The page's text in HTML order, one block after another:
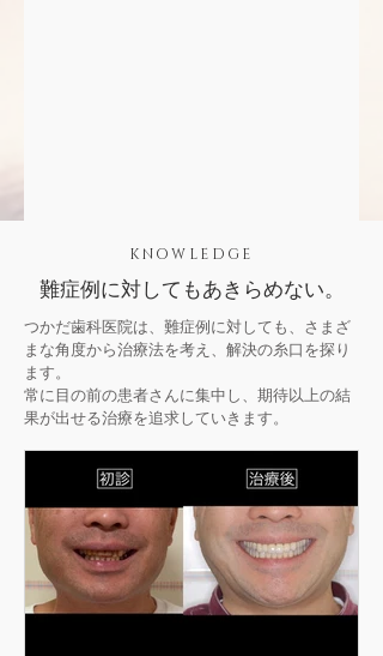
KNOWLEDGE
難症例に対してもあきらめない。
つかだ歯科医院は、難症例に対しても、さまざ
まな角度から治療法を考え、解決の糸口を探り
ます。
常に目の前の患者さんに集中し、期待以上の結
果が出せる治療を追求していきます。